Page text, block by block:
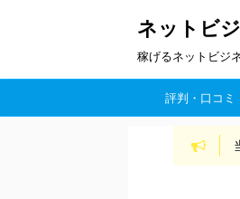
ネットビ
稼げるネットビジ
評判・口コミ